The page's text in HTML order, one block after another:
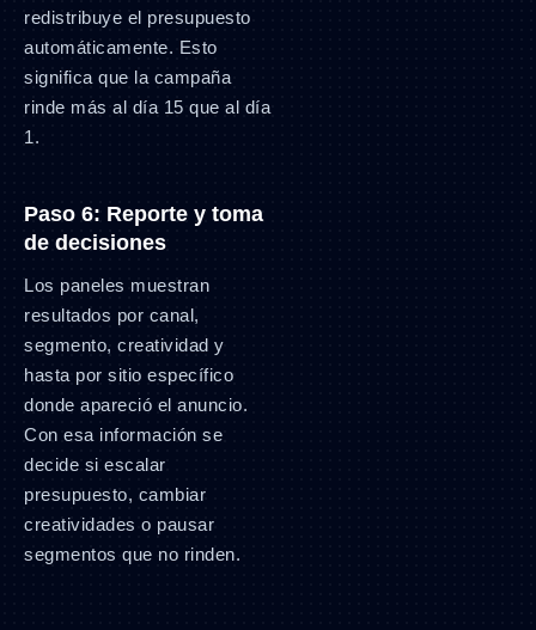
redistribuye el presupuesto
automáticamente. Esto
significa que la campaña
rinde más al día 15 que al día
1.
Paso 6: Reporte y toma
de decisiones
Los paneles muestran
resultados por canal,
segmento, creatividad y
hasta por sitio específico
donde apareció el anuncio.
Con esa información se
decide si escalar
presupuesto, cambiar
creatividades o pausar
segmentos que no rinden.